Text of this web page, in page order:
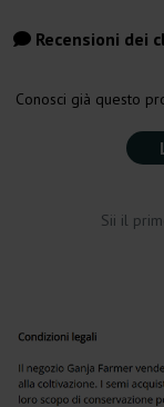
Recensioni dei
Conosci già questo
Sii il